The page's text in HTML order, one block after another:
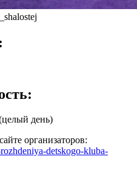
день)
организаторов:
detskogo-kluba-